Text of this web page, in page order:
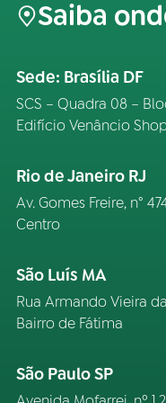
Saiba
Sede: Brasília DF
SCS – Quadra 08 –
Edifício Venâncio
Rio de Janeiro RJ
Av. Gomes Freire, n°
Centro
São Luís MA
Rua Armando Vieira
Bairro de Fátima
São Paulo SP